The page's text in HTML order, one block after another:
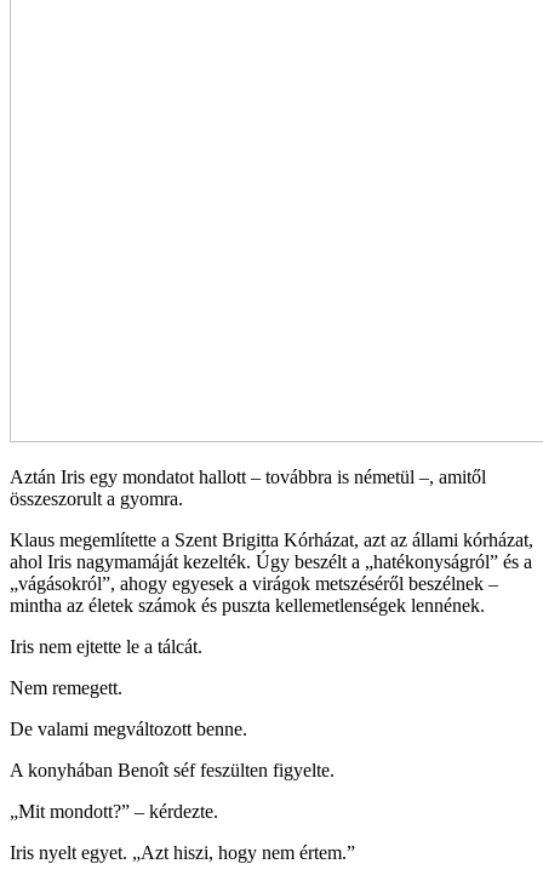
Aztán Iris egy mondatot hallott – továbbra is németül –, amitől
összeszorult a gyomra.
Klaus megemlítette a Szent Brigitta Kórházat, azt az állami kórházat,
ahol Iris nagymamáját kezelték. Úgy beszélt a „hatékonyságról” és a
„vágásokról”, ahogy egyesek a virágok metszéséről beszélnek –
mintha az életek számok és puszta kellemetlenségek lennének.
Iris nem ejtette le a tálcát.
Nem remegett.
De valami megváltozott benne.
A konyhában Benoît séf feszülten figyelte.
„Mit mondott?” – kérdezte.
Iris nyelt egyet. „Azt hiszi, hogy nem értem.”